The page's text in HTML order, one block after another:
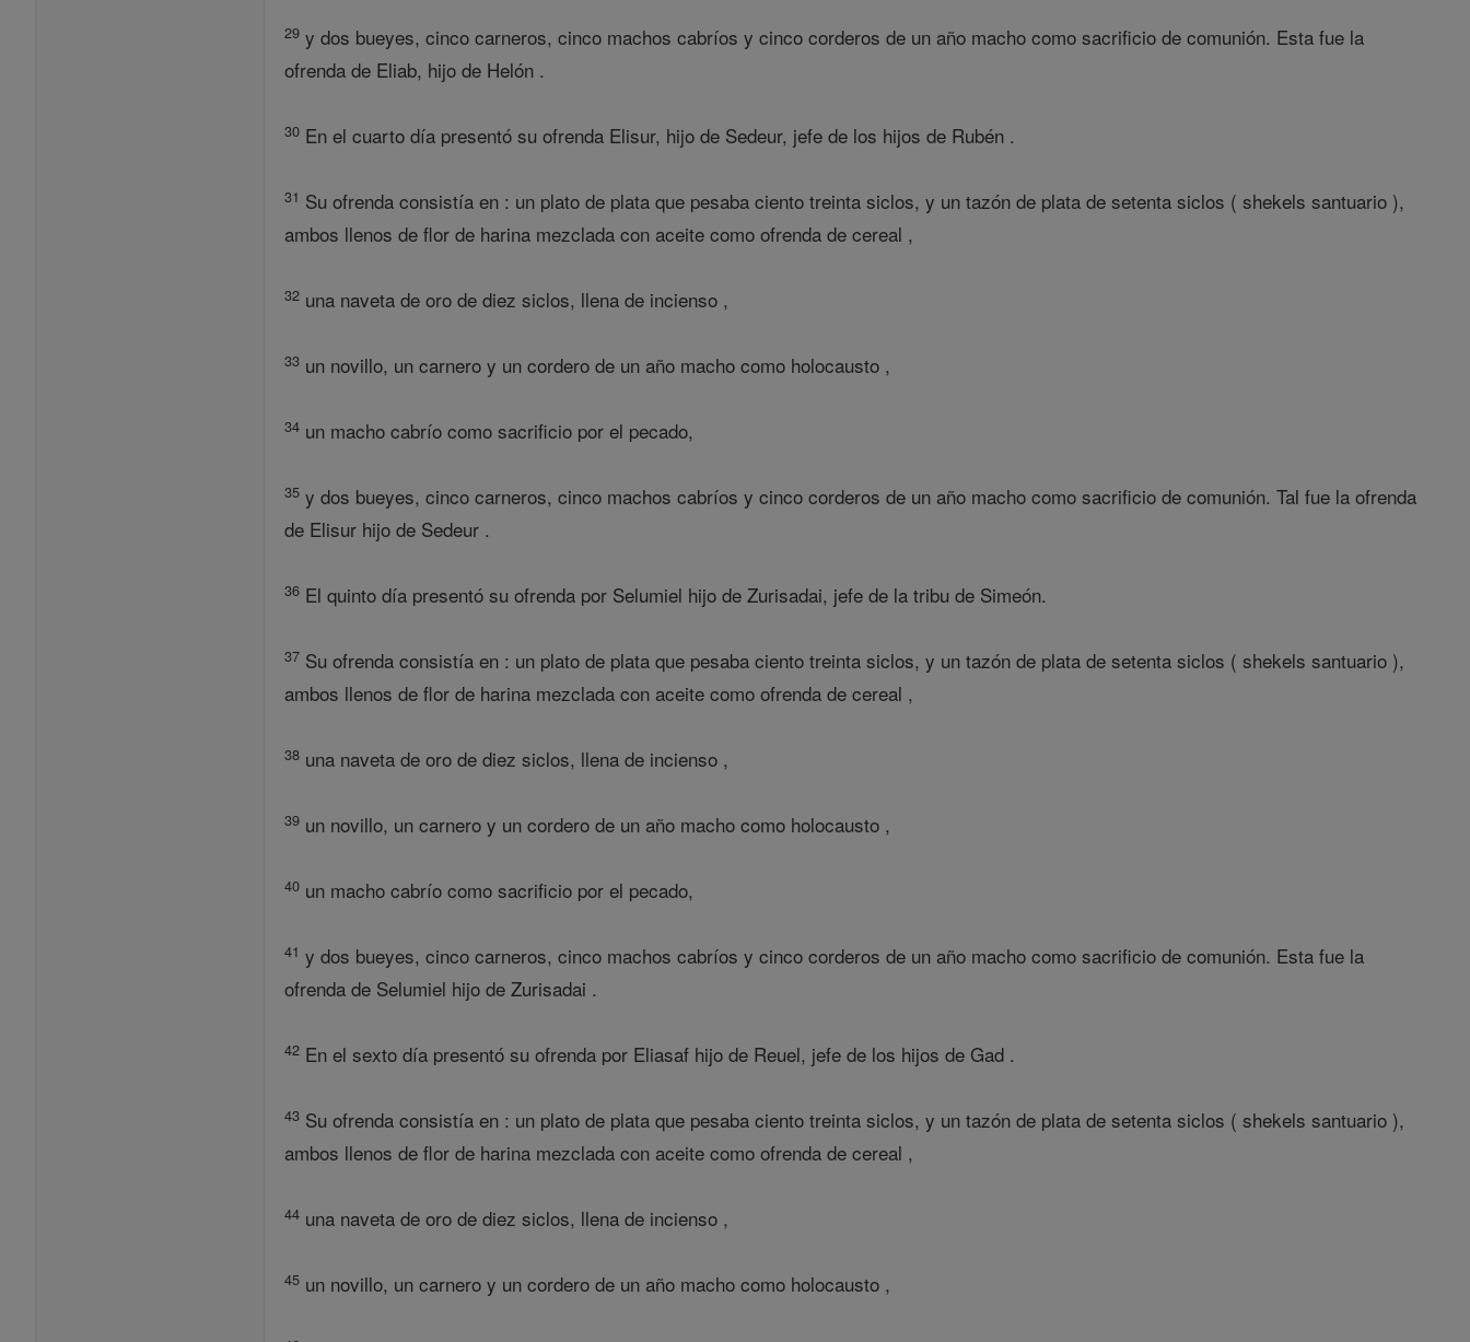
29 y dos bueyes, cinco carneros, cinco machos cabríos y cinco corderos de un año macho como sacrificio de comunión. Esta fue la
ofrenda de Eliab, hijo de Helón .
30 En el cuarto día presentó su ofrenda Elisur, hijo de Sedeur, jefe de los hijos de Rubén .
31 Su ofrenda consistía en : un plato de plata que pesaba ciento treinta siclos, y un tazón de plata de setenta siclos ( shekels santuario ),
ambos llenos de flor de harina mezclada con aceite como ofrenda de cereal ,
32 una naveta de oro de diez siclos, llena de incienso ,
33 un novillo, un carnero y un cordero de un año macho como holocausto ,
34 un macho cabrío como sacrificio por el pecado,
35 y dos bueyes, cinco carneros, cinco machos cabríos y cinco corderos de un año macho como sacrificio de comunión. Tal fue la ofrenda
de Elisur hijo de Sedeur .
36 El quinto día presentó su ofrenda por Selumiel hijo de Zurisadai, jefe de la tribu de Simeón.
37 Su ofrenda consistía en : un plato de plata que pesaba ciento treinta siclos, y un tazón de plata de setenta siclos ( shekels santuario ),
ambos llenos de flor de harina mezclada con aceite como ofrenda de cereal ,
38 una naveta de oro de diez siclos, llena de incienso ,
39 un novillo, un carnero y un cordero de un año macho como holocausto ,
40 un macho cabrío como sacrificio por el pecado,
41 y dos bueyes, cinco carneros, cinco machos cabríos y cinco corderos de un año macho como sacrificio de comunión. Esta fue la
ofrenda de Selumiel hijo de Zurisadai .
42 En el sexto día presentó su ofrenda por Eliasaf hijo de Reuel, jefe de los hijos de Gad .
43 Su ofrenda consistía en : un plato de plata que pesaba ciento treinta siclos, y un tazón de plata de setenta siclos ( shekels santuario ),
ambos llenos de flor de harina mezclada con aceite como ofrenda de cereal ,
44 una naveta de oro de diez siclos, llena de incienso ,
45 un novillo, un carnero y un cordero de un año macho como holocausto ,